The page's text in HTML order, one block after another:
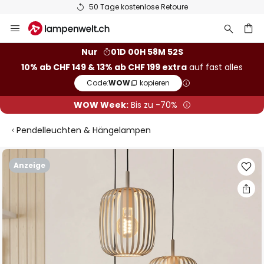
50 Tage kostenlose Retoure
Inhalt
Nur
01D 00H 58M 52S
10% ab CHF 149 & 13% ab CHF 199 extra auf fast alles
Code:WOW kopieren
WOW Week:Bis zu -70%
Pendelleuchten & Hängelampen
Anzeige
Zum
Ende
springen